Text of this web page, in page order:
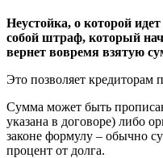
Неустойка, о которой
собой штраф, который
вернет вовремя взятую
Это позволяет кредиторам
Сумма может быть
указана в договоре) либо
законе формулу – обычно
процент от долга.